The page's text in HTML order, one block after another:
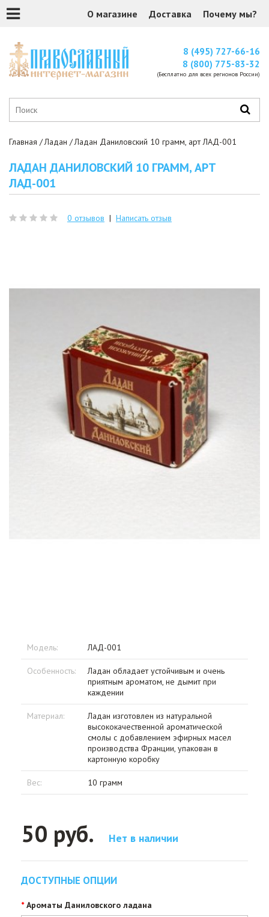
О магазине Доставка Почему мы?
8 (495) 727-66-16
8 (800) 775-83-32
(Бесплатно для всех регионов России)
Главная Ладан Ладан Даниловский 10 грамм, арт ЛАД-001
ЛАДАН ДАНИЛОВСКИЙ 10 ГРАММ, АРТ
ЛАД-001
0 отзывов | Написать отзыв
Модель: ЛАД-001
Особенность:
Ладан обладает устойчивым и очень
приятным ароматом, не дымит при
каждении
Материал:
Ладан изготовлен из натуральной
высококачественной ароматической
смолы с добавлением эфирных масел
производства Франции, упакован в
картонную коробку
Вес: 10 грамм
50 руб. Нет в наличии
ДОСТУПНЫЕ ОПЦИИ
Ароматы Даниловского ладана